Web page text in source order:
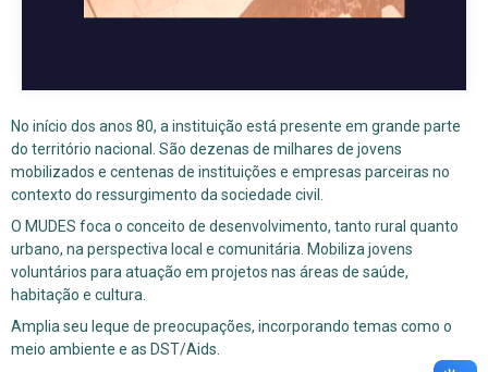
No início dos anos 80, a instituição está presente em grande parte
do território nacional. São dezenas de milhares de jovens
mobilizados e centenas de instituições e empresas parceiras no
contexto do ressurgimento da sociedade civil.
O MUDES foca o conceito de desenvolvimento, tanto rural quanto
urbano, na perspectiva local e comunitária. Mobiliza jovens
voluntários para atuação em projetos nas áreas de saúde,
habitação e cultura.
Amplia seu leque de preocupações, incorporando temas como o
meio ambiente e as DST/Aids.